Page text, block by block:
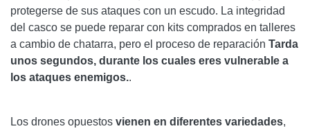
protegerse de sus ataques con un escudo. La integridad
del casco se puede reparar con kits comprados en talleres
a cambio de chatarra, pero el proceso de reparación Tarda
unos segundos, durante los cuales eres vulnerable a
los ataques enemigos..
Los drones opuestos vienen en diferentes variedades,